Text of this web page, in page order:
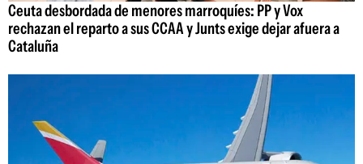
Ceuta desbordada de menores marroquíes: PP y Vox
rechazan el reparto a sus CCAA y Junts exige dejar afuera a
Cataluña